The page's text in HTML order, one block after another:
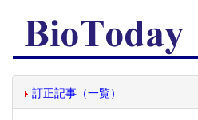
訂正記事（一覧）